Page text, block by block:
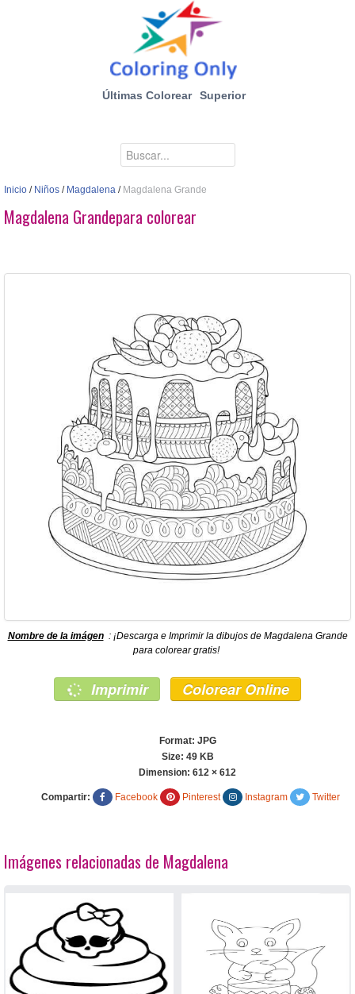
Últimas Colorear Superior
Inicio / Niños / Magdalena / Magdalena Grande
Magdalena Grandepara colorear
Nombre de la imágen : ¡Descarga e Imprimir la dibujos de Magdalena Grande
para colorear gratis!
Imprimir Colorear Online
Format: JPG
Size: 49 KB
Dimension: 612 × 612
Compartir: Facebook Pinterest Instagram Twitter
Imágenes relacionadas de Magdalena